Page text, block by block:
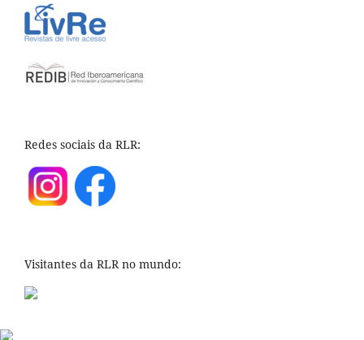
Redes sociais da RLR:
Visitantes da RLR no mundo: